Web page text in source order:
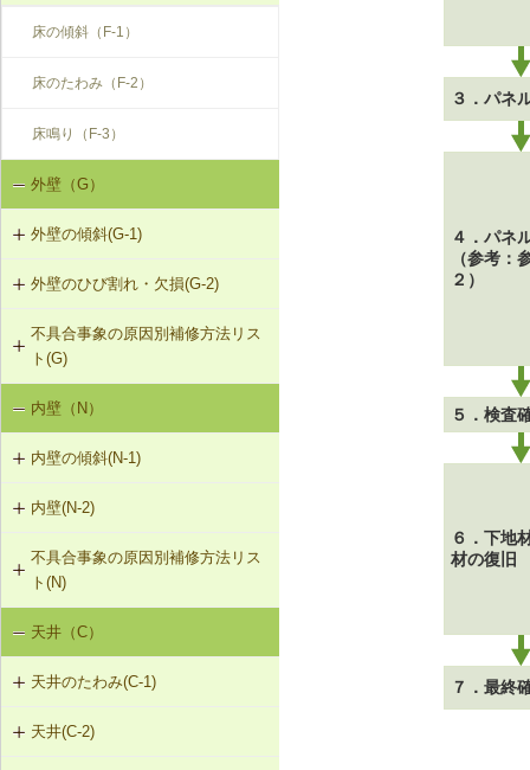
床の傾斜（F-1）
床のたわみ（F-2）
床鳴り（F-3）
外壁（G）
外壁の傾斜(G-1)
G-1-406 鉛直（水平）ブレースの取
替え
外壁のひび割れ・欠損(G-2)
G-2-401 外壁の張替え（ＡＬＣパネ
ル）
G-2-402 タイルの部分張替え工法
（ＡＬＣパネル）
G-2-403 タイルの伸縮調整目地新設
工法（ＡＬＣパネル）
G-2-701 表面処理材の塗布（ALCパ
ネル）
G-2-702 Uカットモルタル充填工法
（ALCパネル）
（ALCパネル）
不具合事象の原因別補修方法リス
ト(G)
外壁の傾斜（G-1）
外壁のひび割れ、欠損（G-2）
外壁仕上材のはがれ・浮き（G-3）
内壁（N）
内壁の傾斜(N-1)
N-1-001 下地材・仕上材の取替え
（内壁部）
内壁(N-2)
N-2-001 仕上材の張替え（内壁部）
不具合事象の原因別補修方法リス
ト(N)
内壁の傾斜（N-1）
天井（C）
天井のたわみ(C-1)
C-1-701 天井下地材・仕上材の張替
え
天井(C-2)
３．パネ
４．パネ
（参考：
２）
５．検査
６．下地
材の復旧
７．最終